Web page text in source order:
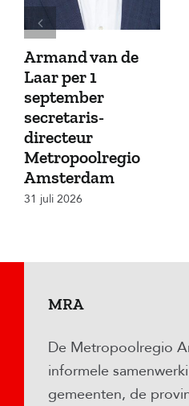
Armand van de
Laar per 1
september
secretaris-
directeur
Metropoolregio
Amsterdam
31 juli 2026
MRA
De Metropoolregio
informele
gemeenten, de